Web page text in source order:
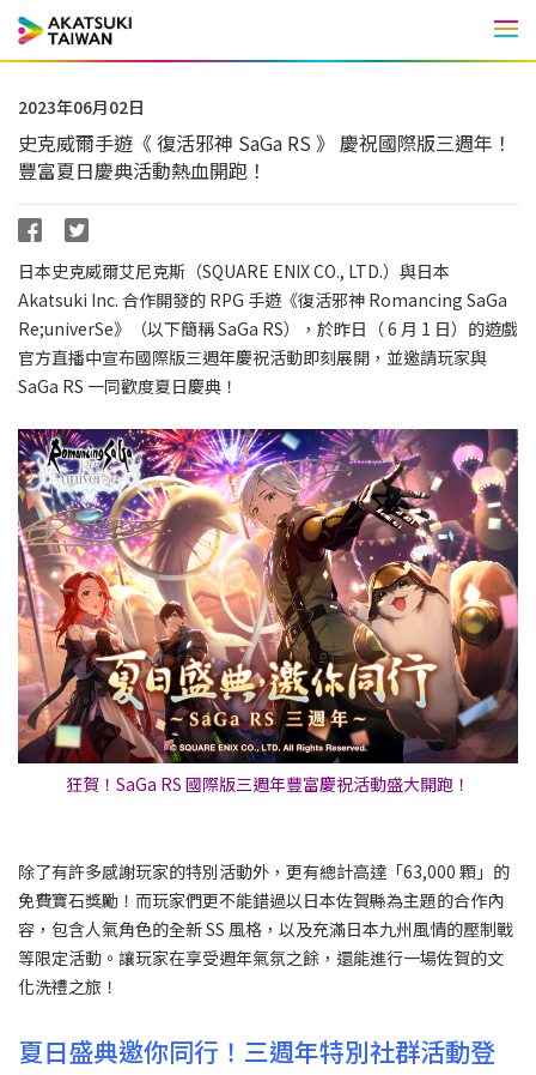
2023年06月02日
史克威爾手遊《 復活邪神 SaGa RS 》 慶祝國際版三週年！
豐富夏日慶典活動熱血開跑！
日本史克威爾艾尼克斯（SQUARE ENIX CO., LTD.）與日本
Akatsuki Inc. 合作開發的 RPG 手遊《復活邪神 Romancing SaGa
Re;univerSe》（以下簡稱 SaGa RS），於昨日（ 6 月 1 日）的遊戲
官方直播中宣布國際版三週年慶祝活動即刻展開，並邀請玩家與
SaGa RS 一同歡度夏日慶典！
狂賀！SaGa RS 國際版三週年豐富慶祝活動盛大開跑！​​
除了有許多感謝玩家的特別活動外，更有總計高達「63,000 顆」的
免費寶石獎勵！而玩家們更不能錯過以日本佐賀縣為主題的合作內
容，包含人氣角色的全新 SS 風格，以及充滿日本九州風情的壓制戰
等限定活動。讓玩家在享受週年氣氛之餘，還能進行一場佐賀的文
化洗禮之旅！
夏日盛典邀你同行！三週年特別社群活動登